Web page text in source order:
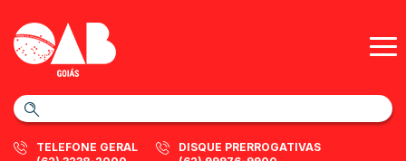
TELEFONE GERAL
DISQUE PRERROGATIVAS